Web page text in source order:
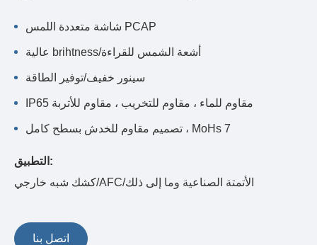
شاشة متعددة اللمس PCAP
عالية brihtness/أشعة الشمس للقراءة
سينور خفيف/توفير الطاقة
IP65 مقاوم للماء ، مقاوم للتخريب ، مقاوم للأتربة
تصميم مقاوم للخدش بسطح كامل ، MoHs 7
التطبيق:
كشك شبه خارجي/AFC/الأتمتة الصناعية وما إلى ذلك
اتصل بنا